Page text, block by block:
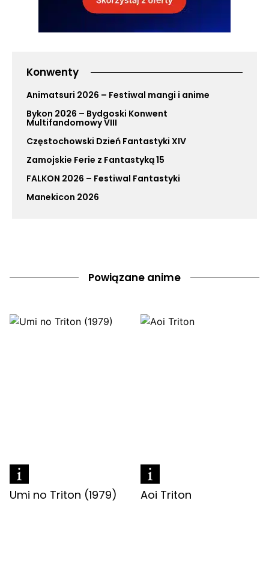
Konwenty
Animatsuri 2026 – Festiwal mangi i anime
Bykon 2026 – Bydgoski Konwent
Multifandomowy VIII
Częstochowski Dzień Fantastyki XIV
Zamojskie Ferie z Fantastyką 15
FALKON 2026 – Festiwal Fantastyki
Manekicon 2026
Powiązane anime
Umi no Triton (1979) Aoi Triton